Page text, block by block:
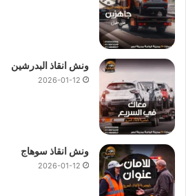
ونش انقاذ البدرشين
2026-01-12
ونش انقاذ سوهاج
2026-01-12